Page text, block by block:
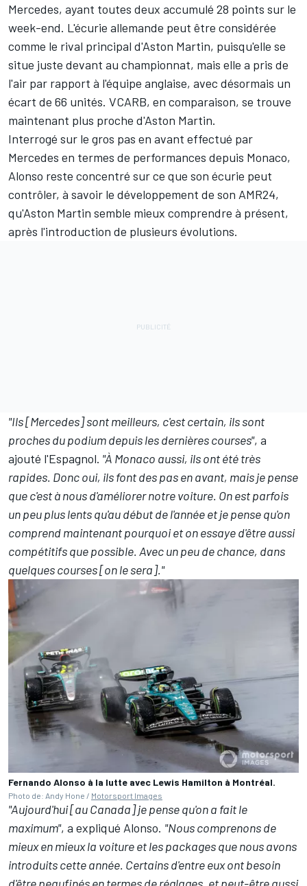
Mercedes, ayant toutes deux accumulé 28 points sur le
week-end. L'écurie allemande peut être considérée
comme le rival principal d'Aston Martin, puisqu'elle se
situe juste devant au championnat, mais elle a pris de
l'air par rapport à l'équipe anglaise, avec désormais un
écart de 66 unités. VCARB, en comparaison, se trouve
maintenant plus proche d'Aston Martin.
Interrogé sur le gros pas en avant effectué par
Mercedes en termes de performances depuis Monaco,
Alonso reste concentré sur ce que son écurie peut
contrôler, à savoir le développement de son AMR24,
qu'Aston Martin semble mieux comprendre à présent,
après l'introduction de plusieurs évolutions.
"Ils [Mercedes] sont meilleurs, c'est certain, ils sont
proches du podium depuis les dernières courses", a
ajouté l'Espagnol. "À Monaco aussi, ils ont été très
rapides. Donc oui, ils font des pas en avant, mais je pense
que c'est à nous d'améliorer notre voiture. On est parfois
un peu plus lents qu'au début de l'année et je pense qu'on
comprend maintenant pourquoi et on essaye d'être aussi
compétitifs que possible. Avec un peu de chance, dans
quelques courses [on le sera]."
Fernando Alonso à la lutte avec Lewis Hamilton à Montréal.
Photo de: Andy Hone / Motorsport Images
"Aujourd'hui [au Canada] je pense qu'on a fait le
maximum", a expliqué Alonso. "Nous comprenons de
mieux en mieux la voiture et les packages que nous avons
introduits cette année. Certains d'entre eux ont besoin